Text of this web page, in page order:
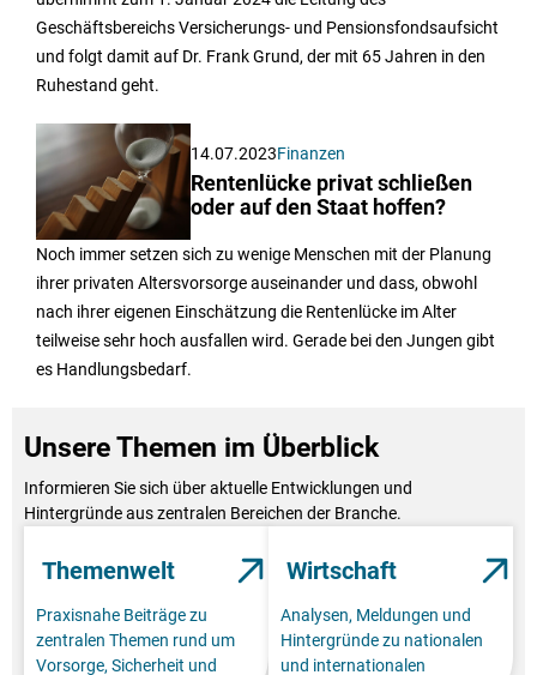
Geschäftsbereichs Versicherungs- und Pensionsfondsaufsicht
und folgt damit auf Dr. Frank Grund, der mit 65 Jahren in den
Ruhestand geht.
14.07.2023Finanzen
Rentenlücke privat schließen
oder auf den Staat hoffen?
Noch immer setzen sich zu wenige Menschen mit der Planung
ihrer privaten Altersvorsorge auseinander und dass, obwohl
nach ihrer eigenen Einschätzung die Rentenlücke im Alter
teilweise sehr hoch ausfallen wird. Gerade bei den Jungen gibt
es Handlungsbedarf.
Unsere Themen im Überblick
Informieren Sie sich über aktuelle Entwicklungen und
Hintergründe aus zentralen Bereichen der Branche.
Themenwelt
Praxisnahe Beiträge zu
zentralen Themen rund um
Vorsorge, Sicherheit und
Wirtschaft
Analysen, Meldungen und
Hintergründe zu nationalen
und internationalen